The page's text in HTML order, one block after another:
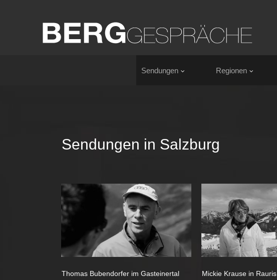
Sendungen Regionen
Sendungen in Salzburg
Thomas Bubendorfer im Gasteinertal Mickie Krause in Rauris